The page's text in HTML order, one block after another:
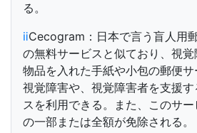
る。
ⅱCecogram：日本で言う盲人用
の無料サービスと似ており、視
物品を入れた手紙や小包の郵便サ
視覚障害や、視覚障害者を支援
スを利用できる。また、このサ
の一部または全額が免除される。